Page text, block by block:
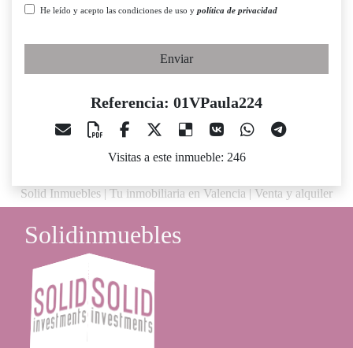
He leído y acepto las condiciones de uso y política de privacidad
Enviar
Referencia: 01VPaula224
Visitas a este inmueble: 246
Solid Inmuebles | Tu inmobiliaria en Valencia | Venta y alquiler
Solidinmuebles